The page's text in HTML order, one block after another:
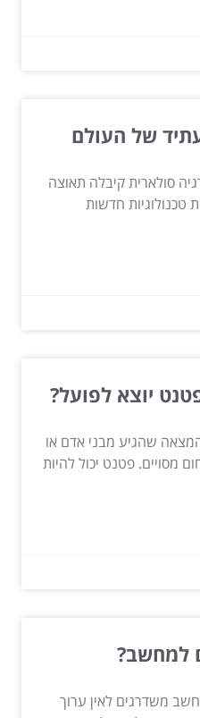
של העולם
סולארית קיבלה תאוצה
טכנולוגיות חדשות
יוצא לפועל?
שהגיע מבני אדם או
מסויים. פטנט יכול להיות
למחשב?
משדרגים לאין ערוך